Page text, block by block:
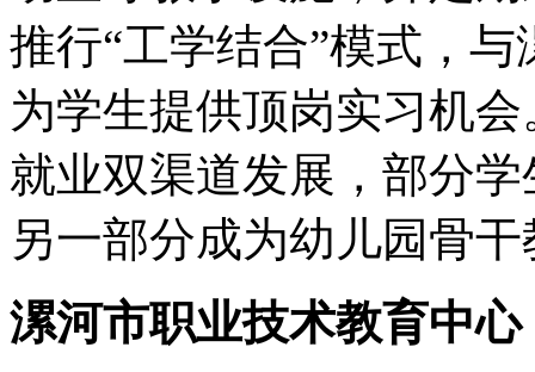
推行“工学结合”模式，
为学生提供顶岗实习机
就业双渠道发展，部分
另一部分成为幼儿园骨
漯河市职业技术教育中心